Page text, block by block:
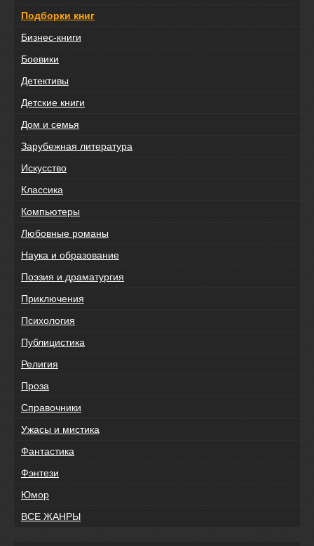
Подборки книг
Бизнес-книги
Боевики
Детективы
Детские книги
Дом и семья
Зарубежная литература
Искусство
Классика
Компьютеры
Любовные романы
Наука и образование
Поэзия и драматургия
Приключения
Психология
Публицистика
Религия
Проза
Справочники
Ужасы и мистика
Фантастика
Фэнтези
Юмор
ВСЕ ЖАНРЫ